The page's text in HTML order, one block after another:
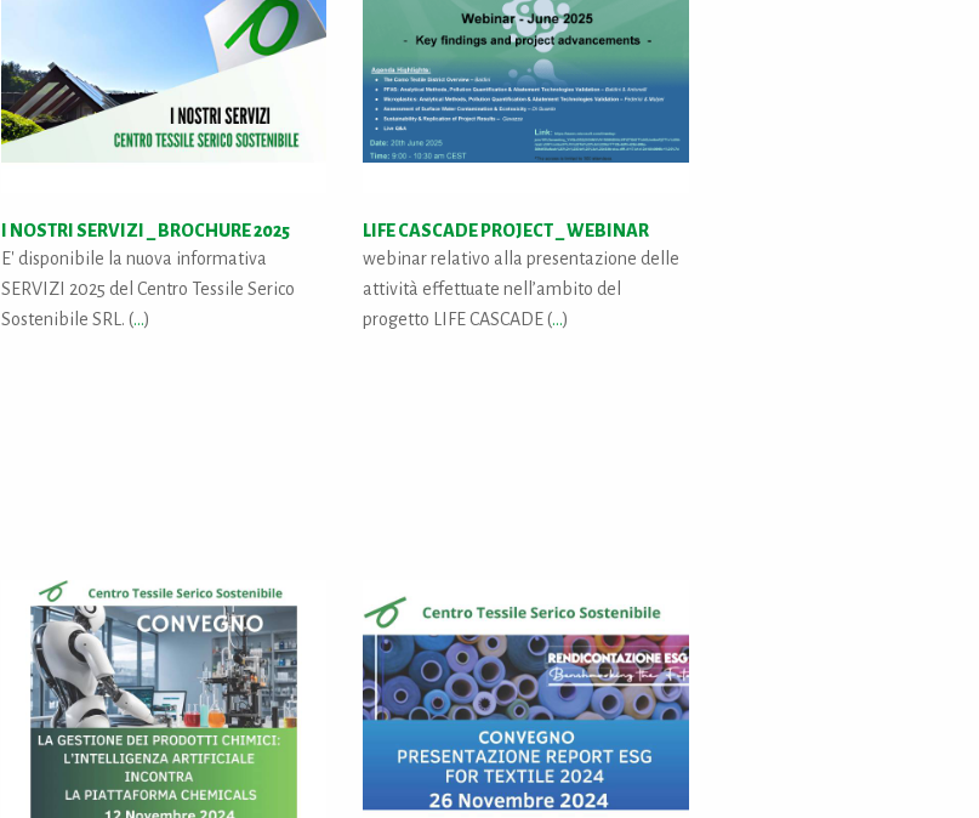
I NOSTRI SERVIZI _ BROCHURE 2025
E' disponibile la nuova informativa
SERVIZI 2025 del Centro Tessile Serico
Sostenibile SRL. (...)
LIFE CASCADE PROJECT _ WEBINAR
webinar relativo alla presentazione delle
attività effettuate nell’ambito del
progetto LIFE CASCADE (...)